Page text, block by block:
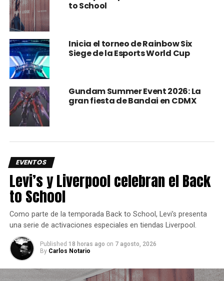
to School
Inicia el torneo de Rainbow Six
Siege de la Esports World Cup
Gundam Summer Event 2026: La
gran fiesta de Bandai en CDMX
EVENTOS
Levi’s y Liverpool celebran el Back
to School
Como parte de la temporada Back to School, Levi’s presenta
una serie de activaciones especiales en tiendas Liverpool.
Published 18 horas ago on 7 agosto, 2026
By Carlos Notario